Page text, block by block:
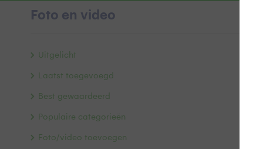
Foto en video
Uitgelicht
Laatst toegevoegd
Best gewaardeerd
Populaire categorieën
Foto/video toevoegen